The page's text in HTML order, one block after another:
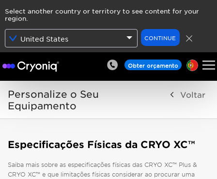
Select another country or territory to see content for your
region.
United States CONTINUE
Obter orçamento
Personalize o Seu
Equipamento
Voltar
Especificações Físicas da CRYO XC™
Saiba mais sobre as especificações físicas das CRYO XC™ Plus &
CRYO XC™ e que limitações físicas considerar ao procurar uma